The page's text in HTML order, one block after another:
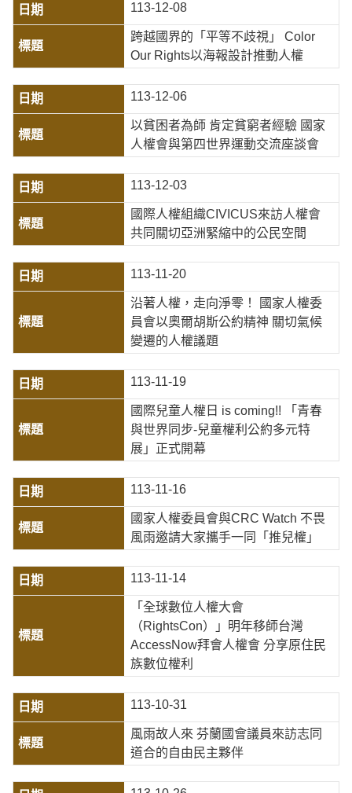
113-12-08
跨越國界的「平等不歧視」 Color
Our Rights以海報設計推動人權
113-12-06
以貧困者為師 肯定貧窮者經驗 國家
人權會與第四世界運動交流座談會
113-12-03
國際人權組織CIVICUS來訪人權會
共同關切亞洲緊縮中的公民空間
113-11-20
沿著人權，走向淨零！ 國家人權委
員會以奧爾胡斯公約精神 關切氣候
變遷的人權議題
113-11-19
國際兒童人權日 is coming!! 「青春
與世界同步-兒童權利公約多元特
展」正式開幕
113-11-16
國家人權委員會與CRC Watch 不畏
風雨邀請大家攜手一同「推兒權」
113-11-14
「全球數位人權大會
（RightsCon）」明年移師台灣
AccessNow拜會人權會 分享原住民
族數位權利
113-10-31
風雨故人來 芬蘭國會議員來訪志同
道合的自由民主夥伴